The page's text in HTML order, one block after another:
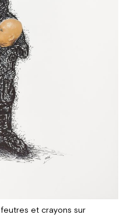
et crayons sur